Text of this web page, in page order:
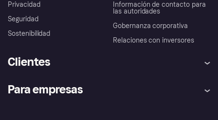
Privacidad
Seguridad
Sostenibilidad
Información de contacto para
las autoridades
Gobernanza corporativa
Relaciones con inversores
Clientes
Inicio de sesión
Para empresas